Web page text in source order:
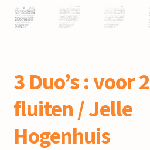
3 Duo’s : voor 2
fluiten / Jelle
Hogenhuis